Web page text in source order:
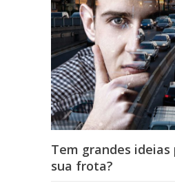
Tem grandes ideias
sua frota?